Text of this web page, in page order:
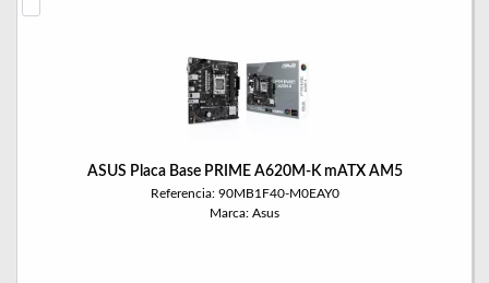
ASUS Placa Base PRIME A620M-K mATX AM5
Referencia: 90MB1F40-M0EAY0
Marca: Asus